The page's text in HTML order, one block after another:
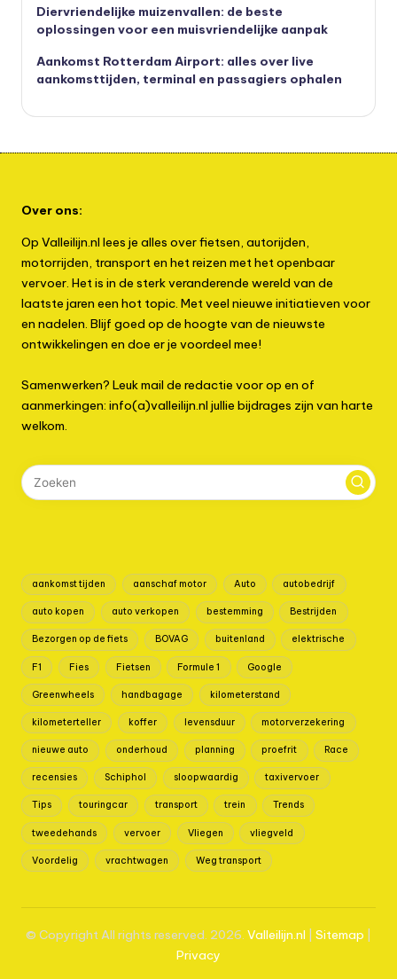
Diervriendelijke muizenvallen: de beste
oplossingen voor een muisvriendelijke aanpak
Aankomst Rotterdam Airport: alles over live
aankomsttijden, terminal en passagiers ophalen
Over ons:
Op Valleilijn.nl lees je alles over fietsen, autorijden,
motorrijden, transport en het reizen met het openbaar
vervoer. Het is in de sterk veranderende wereld van de
laatste jaren een hot topic. Met veel nieuwe initiatieven voor
en nadelen. Blijf goed op de hoogte van de nieuwste
ontwikkelingen en doe er je voordeel mee!
Samenwerken? Leuk mail de redactie voor op en of
aanmerkingen: info(a)valleilijn.nl jullie bijdrages zijn van harte
welkom.
aankomst tijden aanschaf motor Auto autobedrijf
auto kopen auto verkopen bestemming Bestrijden
Bezorgen op de fiets BOVAG buitenland elektrische
F1 Fies Fietsen Formule 1 Google
Greenwheels handbagage kilometerstand
kilometerteller koffer levensduur motorverzekering
nieuwe auto onderhoud planning proefrit Race
recensies Schiphol sloopwaardig taxivervoer
Tips touringcar transport trein Trends
tweedehands vervoer Vliegen vliegveld
Voordelig vrachtwagen Weg transport
© Copyright All rights reserved. 2026. Valleilijn.nl Sitemap
Privacy